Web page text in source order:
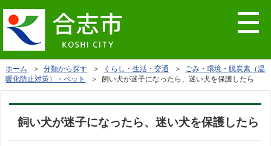
ホーム ＞分類から探す ＞ くらし・生活・交通 ＞ ごみ・環境・脱炭素（温
暖化防止対策）・ペット
＞ 飼い犬が迷子になったら、迷い犬を保護したら
飼い犬が迷子になったら、迷い犬を保護したら